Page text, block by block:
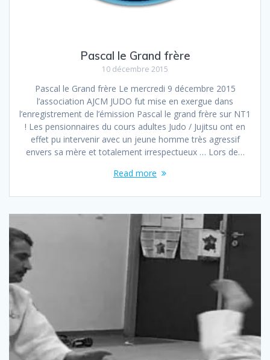
Pascal le Grand frère
10 décembre 2015
Pascal le Grand frère Le mercredi 9 décembre 2015
l’association AJCM JUDO fut mise en exergue dans
l’enregistrement de l’émission Pascal le grand frère sur NT1
! Les pensionnaires du cours adultes Judo / Jujitsu ont en
effet pu intervenir avec un jeune homme très agressif
envers sa mère et totalement irrespectueux … Lors de…
Read more